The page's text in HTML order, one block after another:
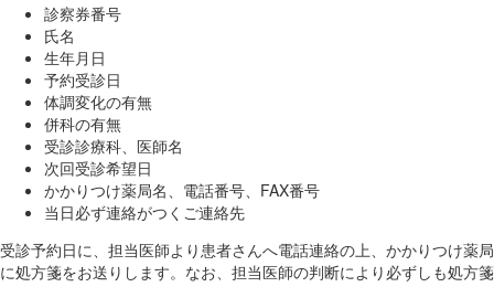
診察券番号
氏名
生年月日
予約受診日
体調変化の有無
併科の有無
受診診療科、医師名
次回受診希望日
かかりつけ薬局名、電話番号、FAX番号
当日必ず連絡がつくご連絡先
受診予約日に、担当医師より患者さんへ電話連絡の上、かかりつけ薬局
に処方箋をお送りします。なお、担当医師の判断により必ずしも処方箋